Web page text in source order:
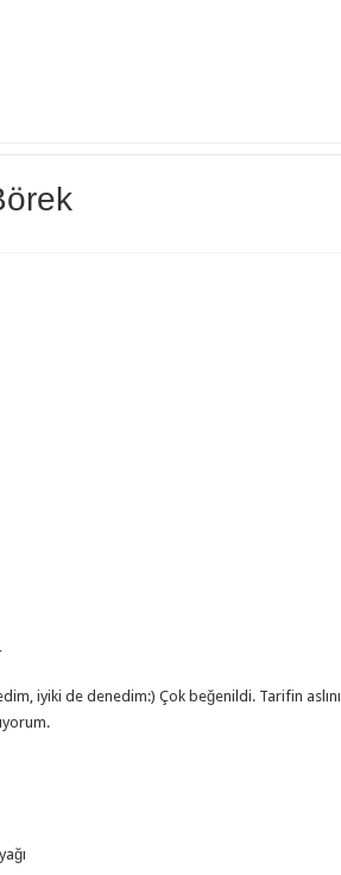
iyiki de denedim:) Çok beğenildi. Tarifin aslını